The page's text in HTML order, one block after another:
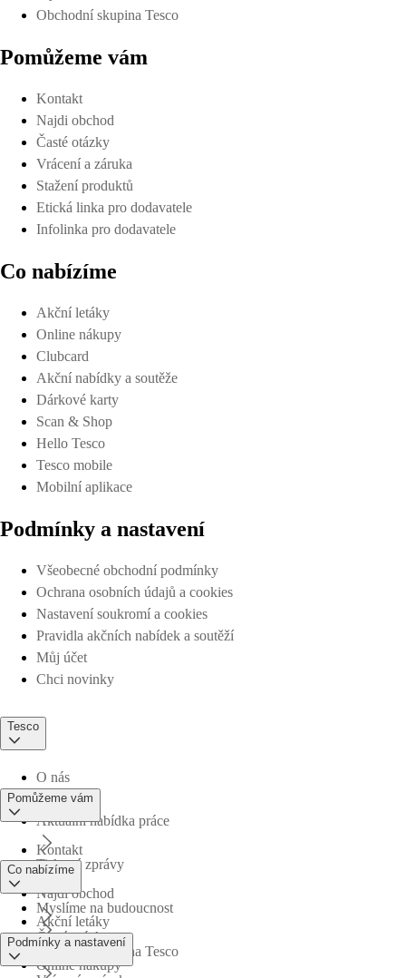
Obchodní skupina Tesco
Pomůžeme vám
Kontakt
Najdi obchod
Časté otázky
Vrácení a záruka
Stažení produktů
Etická linka pro dodavatele
Infolinka pro dodavatele
Co nabízíme
Akční letáky
Online nákupy
Clubcard
Akční nabídky a soutěže
Dárkové karty
Scan & Shop
Hello Tesco
Tesco mobile
Mobilní aplikace
Podmínky a nastavení
Všeobecné obchodní podmínky
Ochrana osobních údajů a cookies
Nastavení soukromí a cookies
Pravidla akčních nabídek a soutěží
Můj účet
Chci novinky
Tesco
O nás
Aktuální nabídka práce
Tiskové zprávy
Myslíme na budoucnost
Obchodní skupina Tesco
Pomůžeme vám
Kontakt
Najdi obchod
Časté otázky
Co nabízíme
Akční letáky
Online nákupy
Podmínky a nastavení